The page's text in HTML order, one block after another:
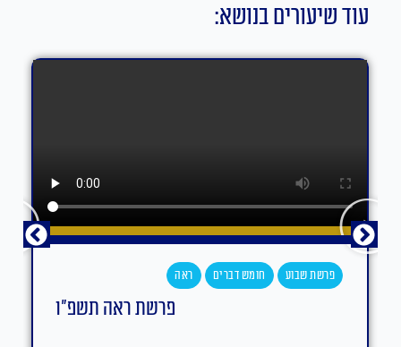
עוד שיעורים בנושא:
פרשת שבוע חומש דברים ראה
פרשת ראה תשפ"ו